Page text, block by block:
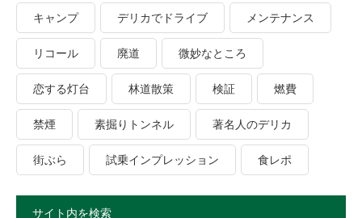
キャンプ デリカでドライブ メンテナンス
リコール 廃道 微妙なところ
恋する灯台 林道散策 検証 燃費
禁煙 素掘りトンネル 著名人のデリカ
街ぶら 試乗インプレッション 食レポ
サイト内を検索